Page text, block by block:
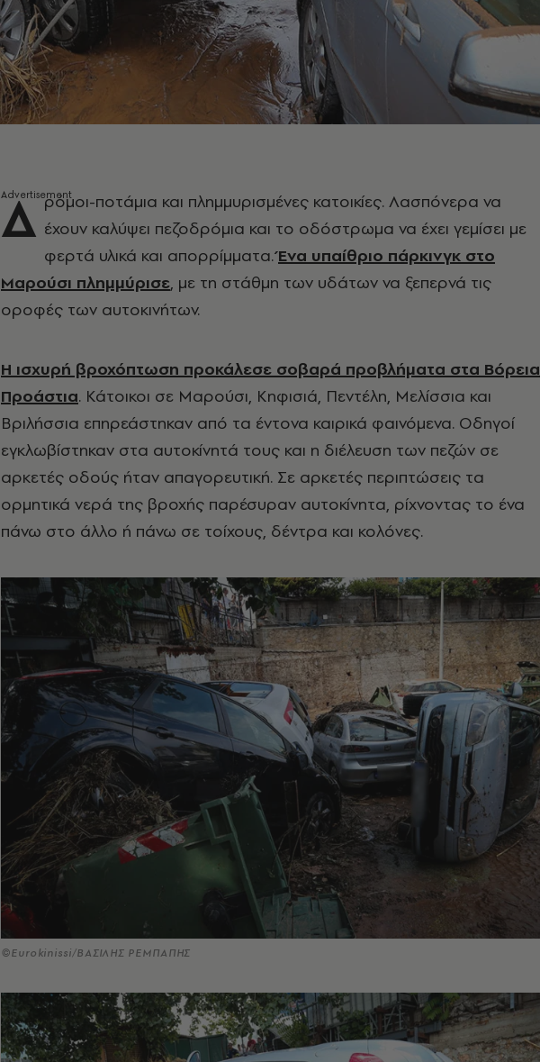
Δ ρόμοι-ποτάμια και πλημμυρισμένες κατοικίες. Λασπόνερα να
έχουν καλύψει πεζοδρόμια και το οδόστρωμα να έχει γεμίσει με
φερτά υλικά και απορρίμματα.Ένα υπαίθριο πάρκινγκ στο
Μαρούσι πλημμύρισε, με τη στάθμη των υδάτων να ξεπερνά τις
οροφές των αυτοκινήτων.
Η ισχυρή βροχόπτωση προκάλεσε σοβαρά προβλήματα στα Βόρεια
Προάστια. Κάτοικοι σε Μαρούσι, Κηφισιά, Πεντέλη, Μελίσσια και
Βριλήσσια επηρεάστηκαν από τα έντονα καιρικά φαινόμενα. Οδηγοί
εγκλωβίστηκαν στα αυτοκίνητά τους και η διέλευση των πεζών σε
αρκετές οδούς ήταν απαγορευτική. Σε αρκετές περιπτώσεις τα
ορμητικά νερά της βροχής παρέσυραν αυτοκίνητα, ρίχνοντας το ένα
πάνω στο άλλο ή πάνω σε τοίχους, δέντρα και κολόνες.
©Eurokinissi/ΒΑΣΙΛΗΣ ΡΕΜΠΑΠΗΣ